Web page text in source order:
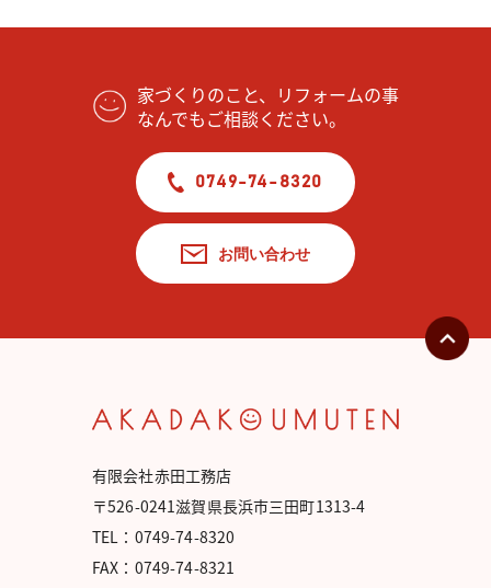
家づくりのこと、リフォームの事
なんでもご相談ください。
0749-74-8320
お問い合わせ
有限会社赤田工務店
〒526-0241滋賀県長浜市三田町1313-4
TEL：0749-74-8320
FAX：0749-74-8321